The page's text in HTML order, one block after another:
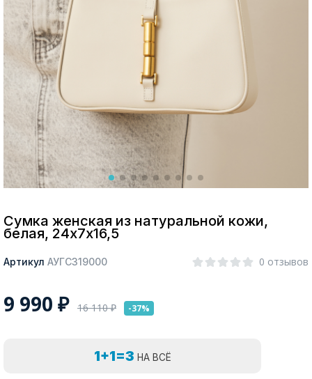
Москва
Да, все верно Изменить город
О компании
Сумка женская из натуральной кожи,
белая, 24х7х16,5
Артикул АУГС319000 0 отзывов
9 990 ₽ 16 110₽ -37%
1+1=3 НА ВСЁ